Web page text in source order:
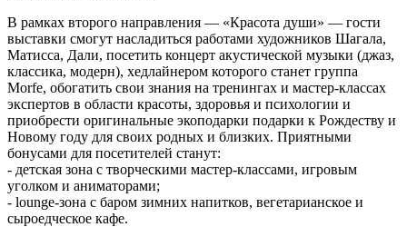
В рамках второго направления — «Красота души» — гости
выставки смогут насладиться работами художников Шагала,
Матисса, Дали, посетить концерт акустической музыки (джаз,
классика, модерн), хедлайнером которого станет группа
Morfe, обогатить свои знания на тренингах и мастер-классах
экспертов в области красоты, здоровья и психологии и
приобрести оригинальные экоподарки подарки к Рождеству и
Новому году для своих родных и близких. Приятными
бонусами для посетителей станут:
- детская зона с творческими мастер-классами, игровым
уголком и аниматорами;
- lounge-зона с баром зимних напитков, вегетарианское и
сыроедческое кафе.